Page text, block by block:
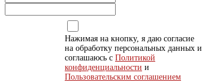
Нажимая на кнопку, я даю согласие
на обработку персональных данных и
соглашаюсь с Политикой
конфиденциальности и
Пользовательским соглашением